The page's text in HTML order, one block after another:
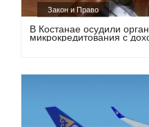
Закон и Право
В Костанае осудили
микрокредитования с